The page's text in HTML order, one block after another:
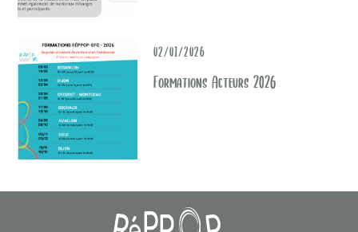
02/01/2026
Formations Acteurs 2026